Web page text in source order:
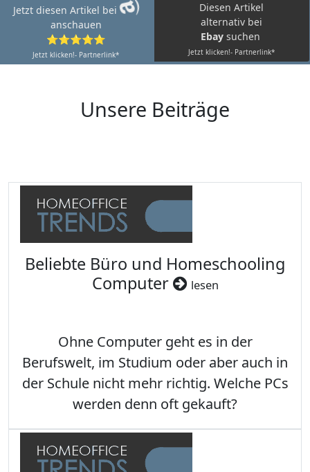
Jetzt diesen Artikel bei
anschauen
⭐⭐⭐⭐⭐
Jetzt klicken!- Partnerlink*
Diesen Artikel
alternativ bei
Ebay suchen
Jetzt klicken!- Partnerlink*
Unsere Beiträge
Beliebte Büro und Homeschooling
Computer
lesen
Ohne Computer geht es in der
Berufswelt, im Studium oder aber auch in
der Schule nicht mehr richtig. Welche PCs
werden denn oft gekauft?